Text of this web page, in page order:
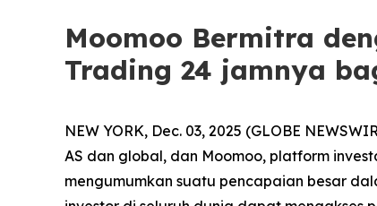
Moomoo Bermitra
Trading 24 jamnya
NEW YORK, Dec. 03, 2025 (GLOBE
AS dan global, dan Moomoo, platform
mengumumkan suatu pencapaian besar